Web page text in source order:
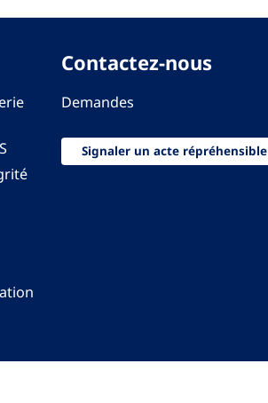
Contactez-nous
Demandes
Signaler un acte répréhensible